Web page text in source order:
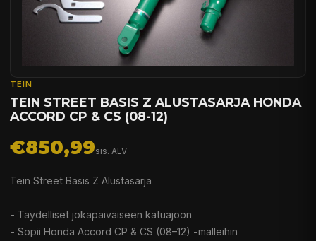
TEIN
TEIN STREET BASIS Z ALUSTASARJA HONDA
ACCORD CP & CS (08-12)
€850,99sis. ALV
Tein Street Basis Z Alustasarja
- Täydelliset jokapäiväiseen katuajoon
- Sopii Honda Accord CP & CS (08–12) -malleihin